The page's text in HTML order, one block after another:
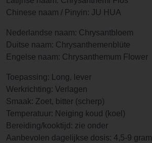
Chinese naam / Pinyin: JU HUA
Nederlandse naam: Chrysantbloem
Duitse naam: Chrysanthemenblüte
Engelse naam: Chrysanthemum Flower
Toepassing: Long, lever
Werkrichting: Verlagen
Smaak: Zoet, bitter (scherp)
Temperatuur: Neiging koud (koel)
Bereiding/kooktijd: zie onder
Aanbevolen dagelijkse dosis: 4,5-9 gram